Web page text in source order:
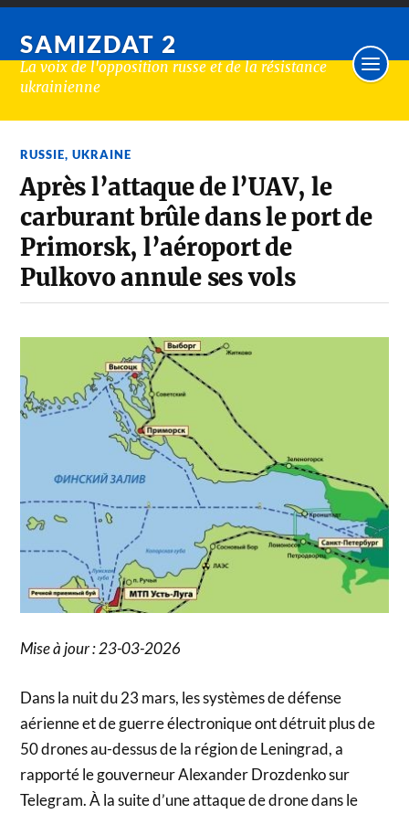
SAMIZDAT 2
La voix de l'opposition russe et de la résistance
ukrainienne
RUSSIE,UKRAINE
Après l’attaque de l’UAV, le
carburant brûle dans le port de
Primorsk, l’aéroport de
Pulkovo annule ses vols
Mise à jour : 23-03-2026
Dans la nuit du 23 mars, les systèmes de défense
aérienne et de guerre électronique ont détruit plus de
50 drones au-dessus de la région de Leningrad, a
rapporté le gouverneur Alexander Drozdenko sur
Telegram. À la suite d’une attaque de drone dans le